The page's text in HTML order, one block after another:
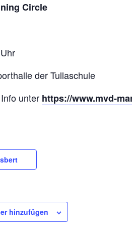
Circle
der Tullaschule
unter https://www.mvd-
hinzufügen